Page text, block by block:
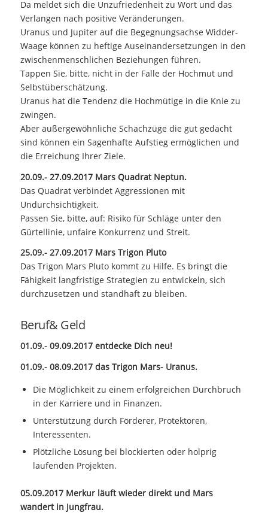
Da meldet sich die Unzufriedenheit zu Wort und das
Verlangen nach positive Veränderungen.
Uranus und Jupiter auf die Begegnungsachse Widder-
Waage können zu heftige Auseinandersetzungen in den
zwischenmenschlichen Beziehungen führen.
Tappen Sie, bitte, nicht in der Falle der Hochmut und
Selbstüberschätzung.
Uranus hat die Tendenz die Hochmütige in die Knie zu
zwingen.
Aber außergewöhnliche Schachzüge die gut gedacht
sind können ein Sagenhafte Aufstieg ermöglichen und
die Erreichung Ihrer Ziele.
20.09.- 27.09.2017 Mars Quadrat Neptun.
Das Quadrat verbindet Aggressionen mit
Undurchsichtigkeit.
Passen Sie, bitte, auf: Risiko für Schläge unter den
Gürtellinie, unfaire Konkurrenz und Streit.
25.09.- 27.09.2017 Mars Trigon Pluto
Das Trigon Mars Pluto kommt zu Hilfe. Es bringt die
Fähigkeit langfristige Strategien zu entwickeln, sich
durchzusetzen und standhaft zu bleiben.
Beruf& Geld
01.09.- 09.09.2017 entdecke Dich neu!
01.09.- 08.09.2017 das Trigon Mars- Uranus.
Die Möglichkeit zu einem erfolgreichen Durchbruch
in der Karriere und in Finanzen.
Unterstützung durch Förderer, Protektoren,
Interessenten.
Plötzliche Lösung bei blockierten oder holprig
laufenden Projekten.
05.09.2017 Merkur läuft wieder direkt und Mars
wandert in Jungfrau.